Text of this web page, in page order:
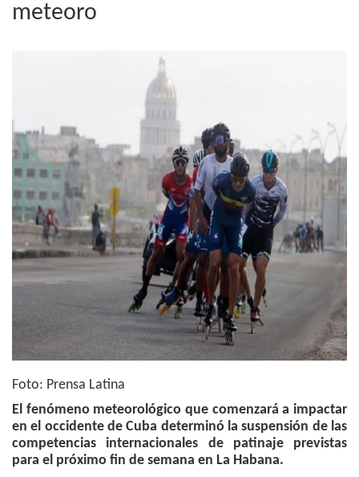
meteoro
Foto: Prensa Latina
El fenómeno meteorológico que comenzará a impactar
en el occidente de Cuba determinó la suspensión de las
competencias internacionales de patinaje previstas
para el próximo fin de semana en La Habana.